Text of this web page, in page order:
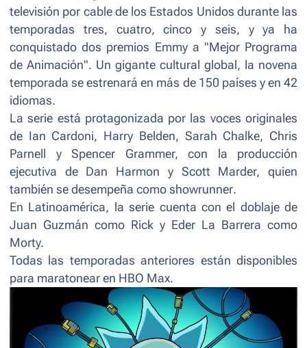
televisión por cable de los Estados Unidos durante las
temporadas tres, cuatro, cinco y seis, y ya ha
conquistado dos premios Emmy a "Mejor Programa
de Animación". Un gigante cultural global, la novena
temporada se estrenará en más de 150 países y en 42
idiomas.
La serie está protagonizada por las voces originales
de Ian Cardoni, Harry Belden, Sarah Chalke, Chris
Parnell y Spencer Grammer, con la producción
ejecutiva de Dan Harmon y Scott Marder, quien
también se desempeña como showrunner.
En Latinoamérica, la serie cuenta con el doblaje de
Juan Guzmán como Rick y Eder La Barrera como
Morty.
Todas las temporadas anteriores están disponibles
para maratonear en HBO Max.